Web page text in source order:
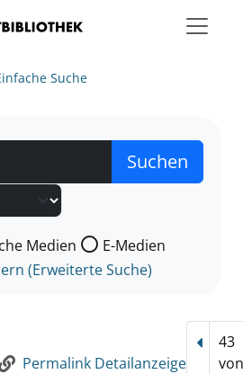
Suche
nach der Sie suchen wollen.
Medien
E-Medien
(Erweiterte Suche)
Permalink Detailanzeige
43
von